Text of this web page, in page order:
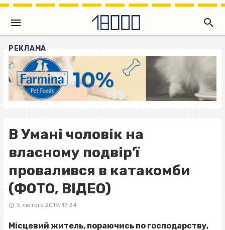
РЕКЛАМА
В Умані чоловік на
власному подвір’ї
провалився в катакомби
(ФОТО, ВІДЕО)
5 лютого 2019, 17:34
Місцевий житель, пораючись по господарству,